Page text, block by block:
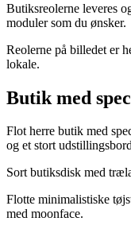
Butiksreolerne leveres
moduler som du ønsker.
Reolerne på billedet er
lokale.
Butik med
Flot herre butik med
og et stort
Sort butiksdisk med
Flotte minimalistiske
med moonface.